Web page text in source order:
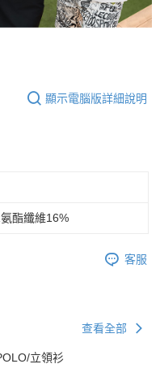
顯示電腦版詳細說明
酯纖維16%
客服
查看全部
立領衫